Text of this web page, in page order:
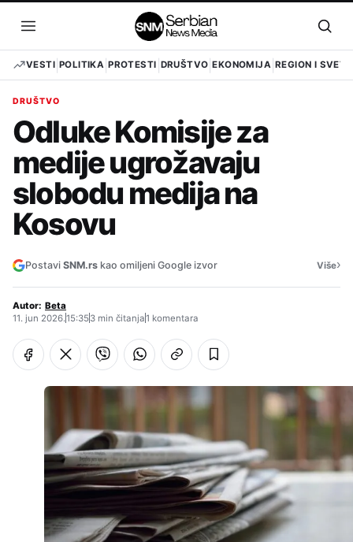
sadržaj
Otvori
meni
VESTI POLITIKA PROTESTI DRUŠTVO EKONOMIJA REGION I SVET
DRUŠTVO
Odluke Komisije za
medije ugrožavaju
slobodu medija na
Kosovu
Postavi SNM.rs kao omiljeni Google izvor Više›
Autor: Beta
11. jun 2026.15:353 min čitanja1 komentara